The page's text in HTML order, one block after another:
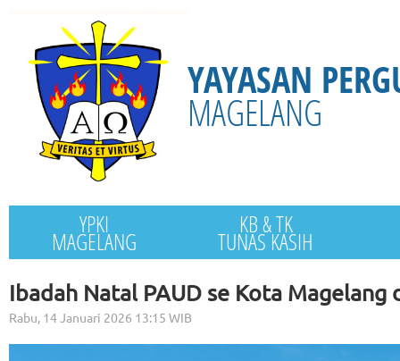
YAYASAN
MAGELANG
YPKI
MAGELANG
KB & TK
TUNAS KASIH
Ibadah Natal PAUD se Kota Magelang
Rabu, 14 Januari 2026 13:15 WIB